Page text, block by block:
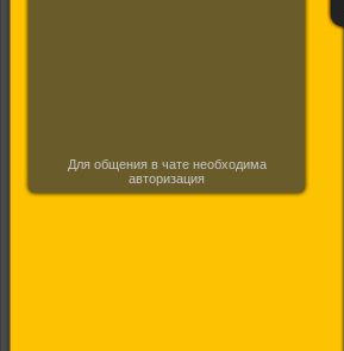
Для общения в чате необходима
авторизация